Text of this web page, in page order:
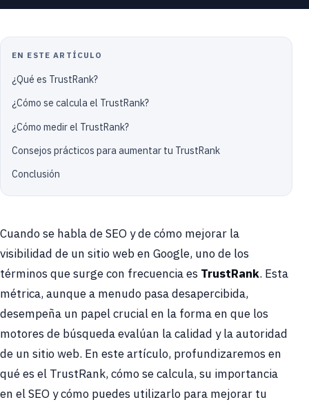
EN ESTE ARTÍCULO
¿Qué es TrustRank?
¿Cómo se calcula el TrustRank?
¿Cómo medir el TrustRank?
Consejos prácticos para aumentar tu TrustRank
Conclusión
Cuando se habla de SEO y de cómo mejorar la
visibilidad de un sitio web en Google, uno de los
términos que surge con frecuencia es TrustRank. Esta
métrica, aunque a menudo pasa desapercibida,
desempeña un papel crucial en la forma en que los
motores de búsqueda evalúan la calidad y la autoridad
de un sitio web. En este artículo, profundizaremos en
qué es el TrustRank, cómo se calcula, su importancia
en el SEO y cómo puedes utilizarlo para mejorar tu